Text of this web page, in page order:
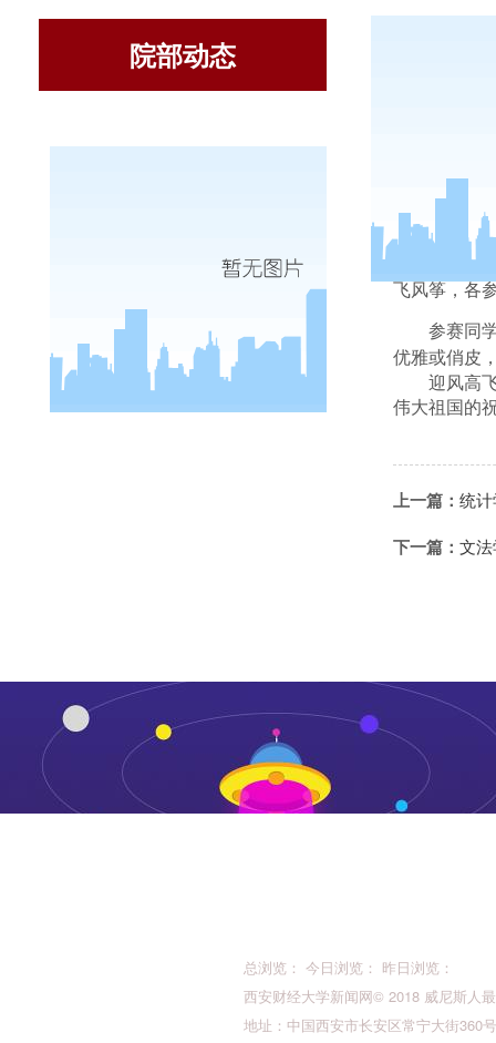
院部动态
弘
飞风筝，各
参赛同
优雅或俏皮
迎风高
伟大祖国的
上一篇： 统
下一篇： 文
总浏览： 今日浏览： 昨日浏览：
西安财经大学新闻网© 2018 威尼斯人
地址：中国西安市长安区常宁大街360